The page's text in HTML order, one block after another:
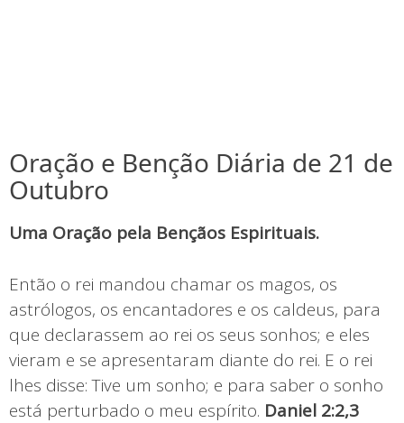
Oração e Benção Diária de 21 de
Outubro
Uma Oração pela Bençãos Espirituais.
Então o rei mandou chamar os magos, os
astrólogos, os encantadores e os caldeus, para
que declarassem ao rei os seus sonhos; e eles
vieram e se apresentaram diante do rei. E o rei
lhes disse: Tive um sonho; e para saber o sonho
está perturbado o meu espírito. Daniel 2:2,3